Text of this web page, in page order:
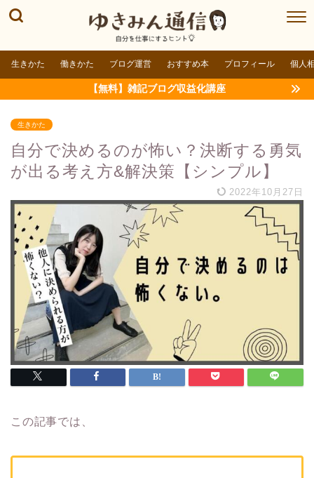
生きかた 働きかた ブログ運営 おすすめ本 プロフィール 個人
【無料】雑記ブログ収益化講座
生きかた
自分で決めるのが怖い？決断する勇気
が出る考え方&解決策【シンプル】
2022年10月27日
この記事では、